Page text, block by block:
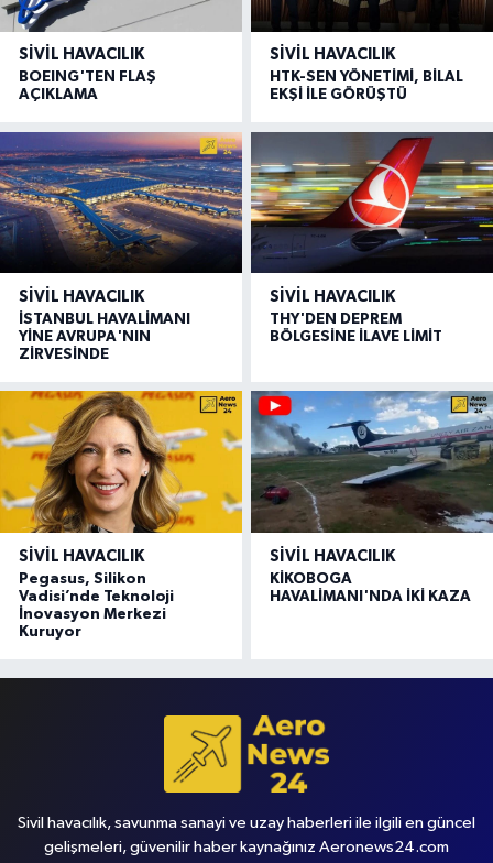
SIVIL HAVACILIK
BOEING'TEN FLAŞ
AÇIKLAMA
SIVIL HAVACILIK
HTK-SEN YÖNETİMİ, BİLAL
EKŞİ İLE GÖRÜŞTÜ
SIVIL HAVACILIK
İSTANBUL HAVALİMANI
YİNE AVRUPA'NIN
ZİRVESİNDE
SIVIL HAVACILIK
THY'DEN DEPREM
BÖLGESİNE İLAVE LİMİT
SIVIL HAVACILIK
Pegasus, Silikon
Vadisi’nde Teknoloji
İnovasyon Merkezi
Kuruyor
SIVIL HAVACILIK
KİKOBOGA
HAVALİMANI'NDA İKİ KAZA
Sivil havacılık, savunma sanayi ve uzay haberleri ile ilgili en güncel
gelişmeleri, güvenilir haber kaynağınız Aeronews24.com